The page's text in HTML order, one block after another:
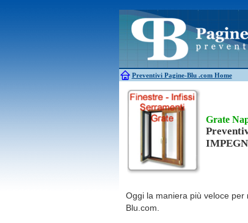
Preventivi Pagine-Blu .com Home
Antifurti
Allarme
Bagni chimici
Edilizia
Caldaie
Canne fumarie
Grate
Oggi la maniera più veloce per
Blu.com.